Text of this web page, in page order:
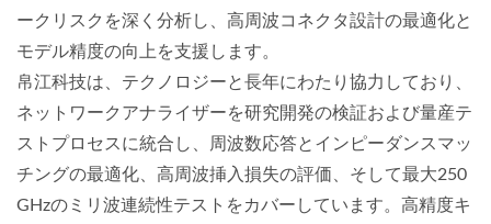
ークリスクを深く分析し、高周波コネクタ設計の最適化と
モデル精度の向上を支援します。
帛江科技は、テクノロジーと長年にわたり協力しており、
ネットワークアナライザーを研究開発の検証および量産テ
ストプロセスに統合し、周波数応答とインピーダンスマッ
チングの最適化、高周波挿入損失の評価、そして最大250
GHzのミリ波連続性テストをカバーしています。高精度キ